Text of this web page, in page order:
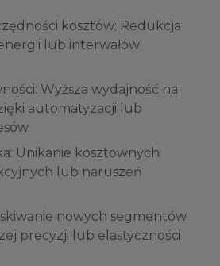
kosztów: Redukcja
lub interwałów
Wyższa wydajność na
automatyzacji lub
Unikanie kosztownych
lub naruszeń
nowych segmentów
precyzji lub elastyczności